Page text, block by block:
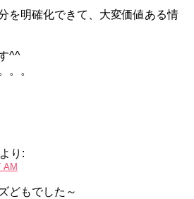
を明確化できて、大変価値ある情
^^
。。
より:
AM
どもでした～